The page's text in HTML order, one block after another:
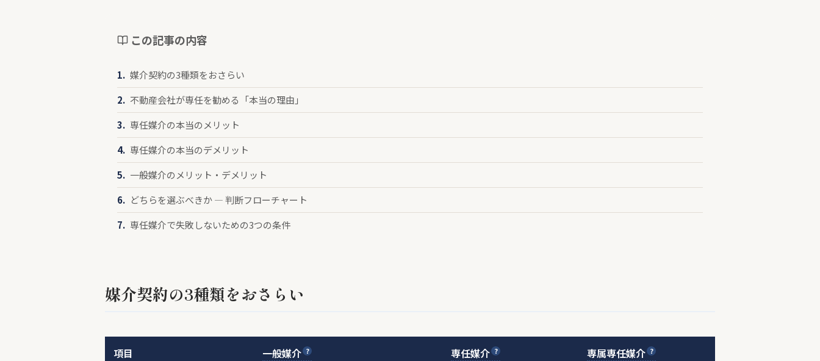
この記事の内容
媒介契約の3種類をおさらい
不動産会社が専任を勧める「本当の理由」
専任媒介の本当のメリット
専任媒介の本当のデメリット
一般媒介のメリット・デメリット
どちらを選ぶべきか — 判断フローチャート
専任媒介で失敗しないための3つの条件
媒介契約の3種類をおさらい
項目 一般媒介 専任媒介 専属専任媒介